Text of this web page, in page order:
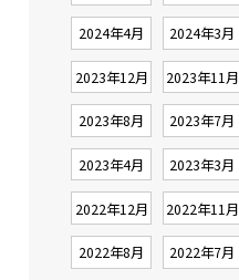
2024年4月 2024年3月
2023年12月 2023年11月
2023年8月 2023年7月
2023年4月 2023年3月
2022年12月 2022年11月
2022年8月 2022年7月